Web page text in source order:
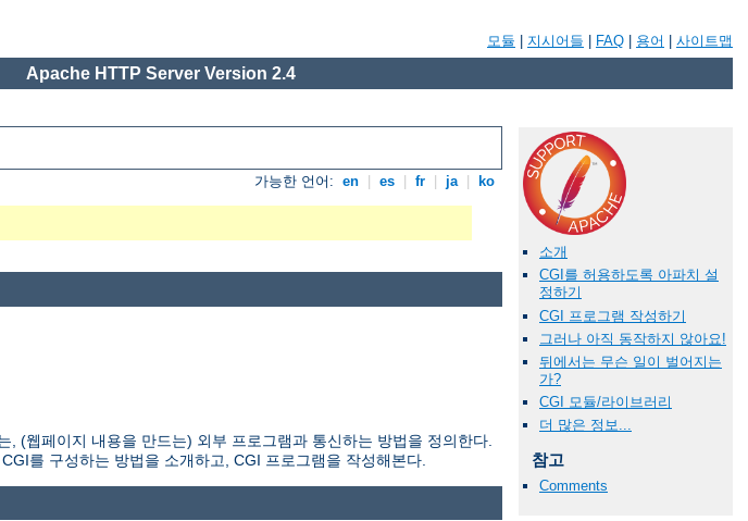
모듈 지시어들 FAQ 용어 사이트맵
Apache HTTP Server Version 2.4
가능한 언어: en es fr ja ko
소개
CGI를 허용하도록 아파치 설
정하기
CGI 프로그램 작성하기
그러나 아직 동작하지 않아요!
뒤에서는 무슨 일이 벌어지는
가?
CGI 모듈/라이브러리
더 많은 정보...
참고
Comments
(웹페이지 내용을 만드는) 외부 프로그램과 통신하는 방법을 정의한다.
를 구성하는 방법을 소개하고, CGI 프로그램을 작성해본다.